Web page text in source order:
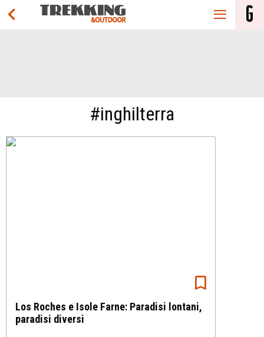
#inghilterra
Los Roches e Isole Farne: Paradisi lontani,
paradisi diversi